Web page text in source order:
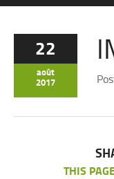
22
août
2017
THIS